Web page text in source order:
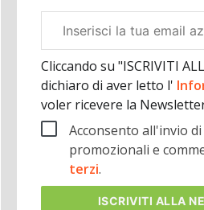
aziendale
Cliccando su "ISCRIVITI
dichiaro di aver letto l'
voler ricevere la
Acconsento all'invio
promozionali e
terzi.
ISCRIVITI ALLA